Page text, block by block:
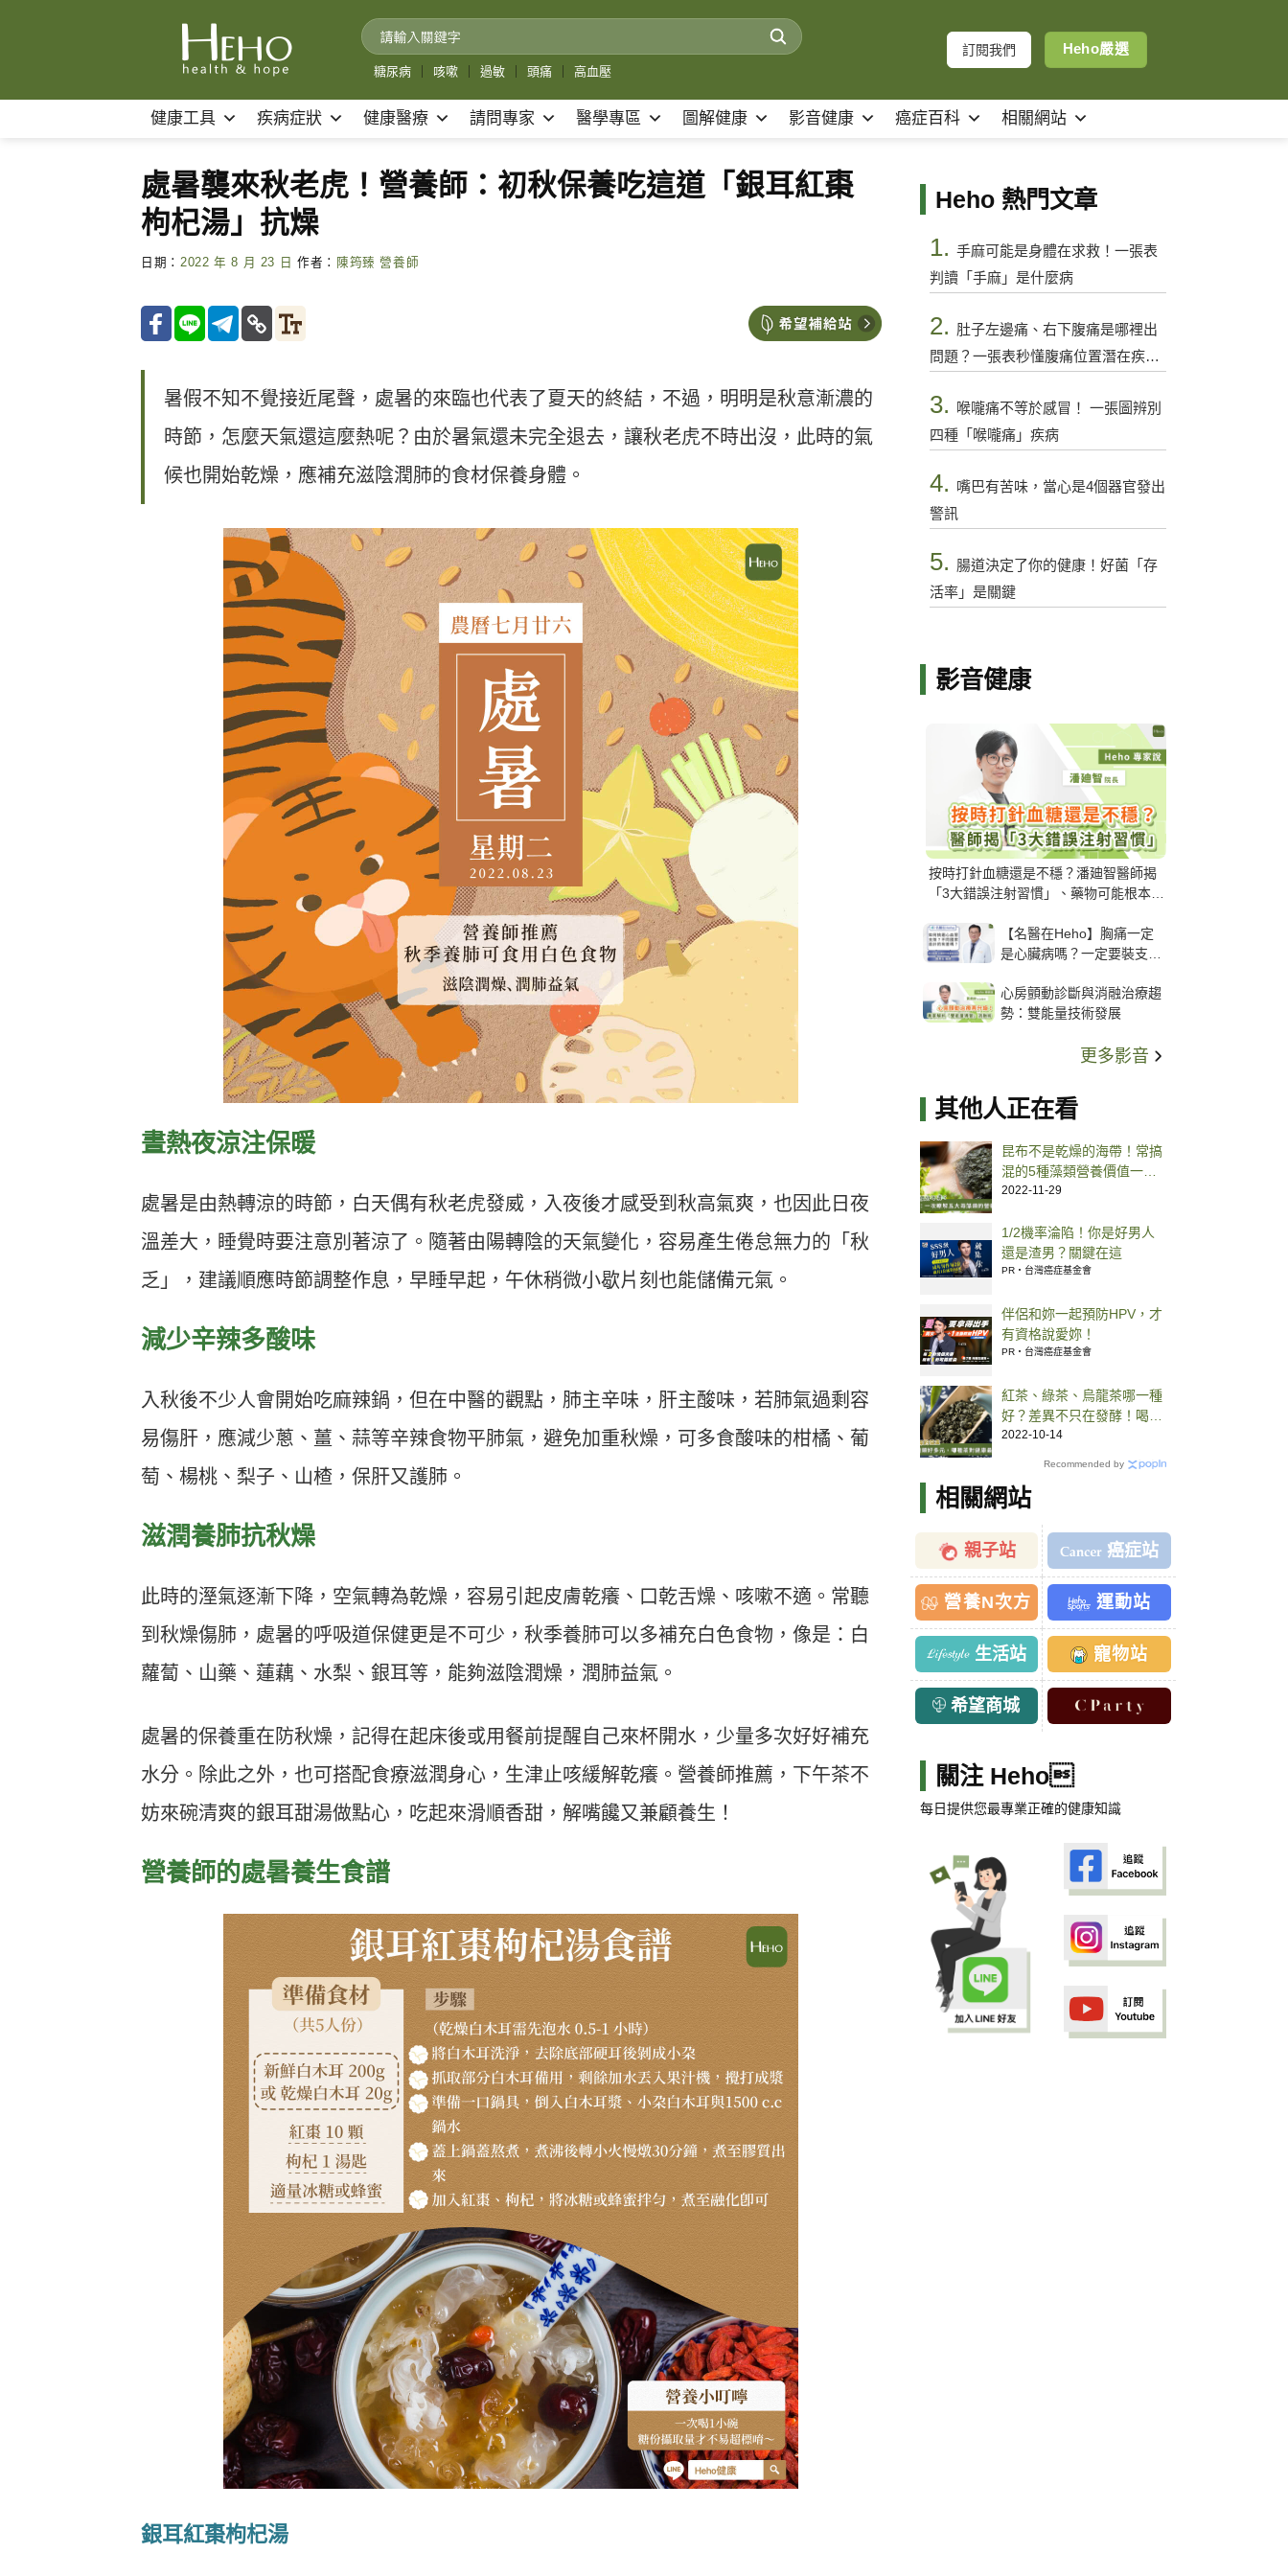
糖尿病 咳嗽 過敏 頭痛 高血壓
訂閱我們 Heho嚴選
健康工具 疾病症狀 健康醫療 請問專家 醫學專區 圖解健康 影音健康 癌症百科 相關網站
處暑襲來秋老虎！營養師：初秋保養吃這道「銀耳紅棗
枸杞湯」抗燥
日期： 2022 年 8 月 23 日 作者： 陳筠臻 營養師
暑假不知不覺接近尾聲，處暑的來臨也代表了夏天的終結，不過，明明是秋意漸濃的
時節，怎麼天氣還這麼熱呢？由於暑氣還未完全退去，讓秋老虎不時出沒，此時的氣
候也開始乾燥，應補充滋陰潤肺的食材保養身體。
晝熱夜涼注保暖
處暑是由熱轉涼的時節，白天偶有秋老虎發威，入夜後才感受到秋高氣爽，也因此日夜
溫差大，睡覺時要注意別著涼了。隨著由陽轉陰的天氣變化，容易產生倦怠無力的「秋
乏」，建議順應時節調整作息，早睡早起，午休稍微小歇片刻也能儲備元氣。
減少辛辣多酸味
入秋後不少人會開始吃麻辣鍋，但在中醫的觀點，肺主辛味，肝主酸味，若肺氣過剩容
易傷肝，應減少蔥、薑、蒜等辛辣食物平肺氣，避免加重秋燥，可多食酸味的柑橘、葡
萄、楊桃、梨子、山楂，保肝又護肺。
滋潤養肺抗秋燥
此時的溼氣逐漸下降，空氣轉為乾燥，容易引起皮膚乾癢、口乾舌燥、咳嗽不適。常聽
到秋燥傷肺，處暑的呼吸道保健更是不可少，秋季養肺可以多補充白色食物，像是：白
蘿蔔、山藥、蓮藕、水梨、銀耳等，能夠滋陰潤燥，潤肺益氣。
處暑的保養重在防秋燥，記得在起床後或用餐前提醒自己來杯開水，少量多次好好補充
水分。除此之外，也可搭配食療滋潤身心，生津止咳緩解乾癢。營養師推薦，下午茶不
妨來碗清爽的銀耳甜湯做點心，吃起來滑順香甜，解嘴饞又兼顧養生！
營養師的處暑養生食譜
銀耳紅棗枸杞湯
Heho 熱門文章
1. 手麻可能是身體在求救！一張表
判讀「手麻」是什麼病
2. 肚子左邊痛、右下腹痛是哪裡出
問題？一張表秒懂腹痛位置潛在疾病
3.
喉嚨痛不等於感冒！ 一張圖辨別
四種「喉嚨痛」疾病
4. 嘴巴有苦味，當心是4個器官發出
警訊
5. 腸道決定了你的健康！好菌「存
活率」是關鍵
影音健康
按時打針血糖還是不穩？潘廸智醫師揭
「3大錯誤注射習慣」、藥物可能根本沒
【名醫在Heho】胸痛一定
是心臟病嗎？一定要裝支
解析支架種類、風險與選擇
關鍵
心房顫動診斷與消融治療趨
勢：雙能量技術發展
更多影音
其他人正在看
昆布不是乾燥的海帶！常搞
混的5種藻類營養價值一次
看
2022-11-29
1/2機率淪陷！你是好男人
還是渣男？關鍵在這
PR・台灣癌症基金會
伴侶和妳一起預防HPV，才
有資格說愛妳！
PR・台灣癌症基金會
紅茶、綠茶、烏龍茶哪一種
好？差異不只在發酵！喝茶
好處一次看
2022-10-14
Recommended by
相關網站
親子站 癌症站
營養N次方 運動站
生活站 寵物站
希望商城
關注 Heho
每日提供您最專業正確的健康知識